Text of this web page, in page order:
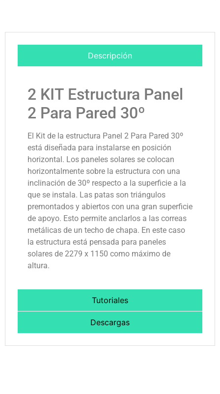
Descripción
Tutoriales
Descargas
2 KIT Estructura Panel
2 Para Pared 30º
El Kit de la estructura Panel 2 Para Pared 30º
está diseñada para instalarse en posición
horizontal. Los paneles solares se colocan
horizontalmente sobre la estructura con una
inclinación de 30º respecto a la superficie a la
que se instala. Las patas son triángulos
premontados y abiertos con una gran superficie
de apoyo. Esto permite anclarlos a las correas
metálicas de un techo de chapa. En este caso
la estructura está pensada para paneles
solares de 2279 x 1150 como máximo de
altura.